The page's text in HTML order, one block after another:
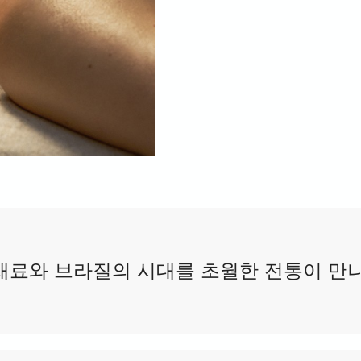
료와 브라질의 시대를 초월한 전통이 만